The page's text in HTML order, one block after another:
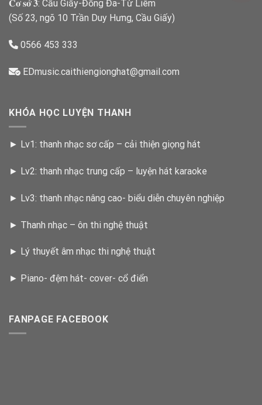
𝐂𝐨̛ 𝐬𝐨̛̉ 𝟑: Cầu Giấy-Đống Đa-Từ Liêm
(Số 23, ngõ 10 Trần Duy Hưng, Cầu Giấy)
0566 453 333
EDmusic.caithiengionghat@gmail.com
KHÓA HỌC LUYỆN THANH
► Lv1: thanh nhạc sơ cấp – cải thiện giọng hát
► Lv2: thanh nhạc trung cấp – luyện hát karaoke
► Lv3: thanh nhạc nâng cao- biểu diễn chuyên nghiệp
► Thanh nhạc – ôn thi nghệ thuật
► Lý thuyết âm nhạc thi nghệ thuật
► Piano- đệm hát- cover- cổ điển
FANPAGE FACEBOOK